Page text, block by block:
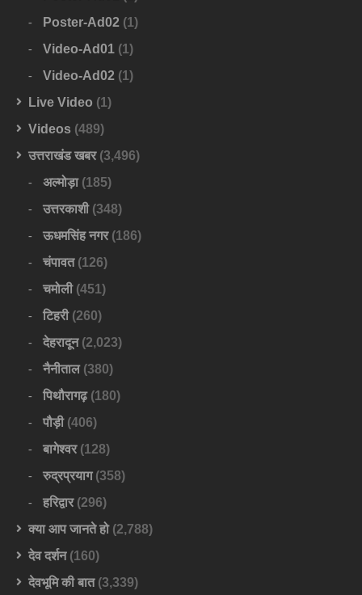
Poster-Ad02 (1)
Video-Ad01 (1)
Video-Ad02 (1)
Live Video (1)
Videos (489)
उत्तराखंड खबर(3,496)
अल्मोड़ा(185)
उत्तरकाशी(348)
ऊधमसिंह नगर(186)
चंपावत(126)
चमोली(451)
टिहरी(260)
देहरादून(2,023)
नैनीताल(380)
पिथौरागढ़(180)
पौड़ी(406)
बागेश्वर(128)
रुद्रप्रयाग(358)
हरिद्वार(296)
क्या आप जानते हो(2,788)
देव दर्शन(160)
देवभूमि की बात(3,339)